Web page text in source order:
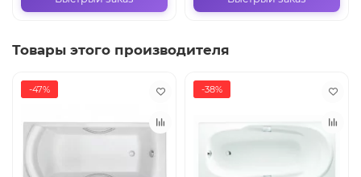
Товары этого производителя
-47% -38%